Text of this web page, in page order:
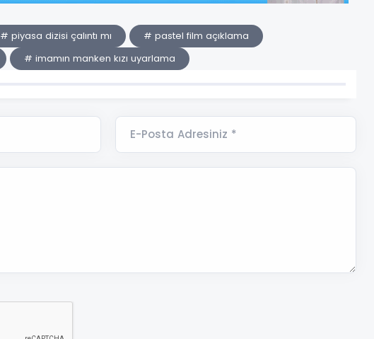
# piyasa dizisi çalıntı mı
# pastel film açıklama
# imamın manken kızı uyarlama
E-Posta Adresiniz *